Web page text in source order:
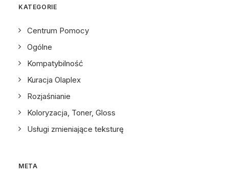
KATEGORIE
Centrum Pomocy
Ogólne
Kompatybilność
Kuracja Olaplex
Rozjaśnianie
Koloryzacja, Toner, Gloss
Usługi zmieniające teksturę
META